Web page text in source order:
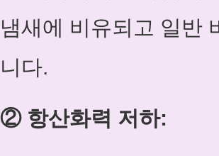
냄새에 비유되고 일반
니다.
② 항산화력 저하: